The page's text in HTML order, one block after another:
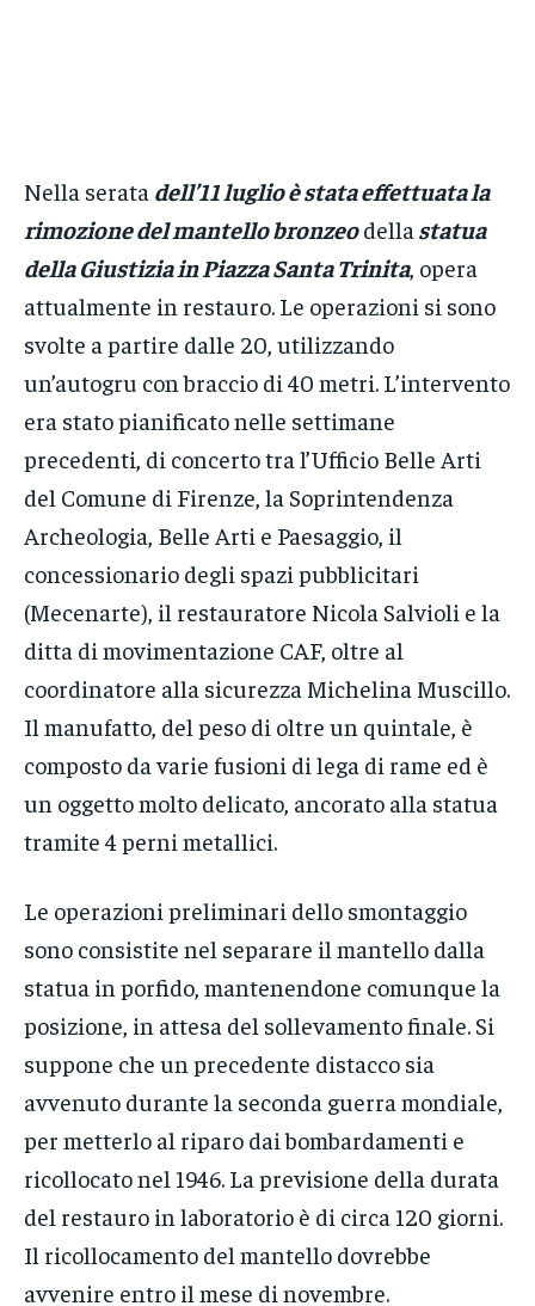
Nella serata dell’11 luglio è stata effettuata la
rimozione del mantello bronzeodella statua
della Giustizia in Piazza Santa Trinita, opera
attualmente in restauro. Le operazioni si sono
svolte a partire dalle 20, utilizzando
un’autogru con braccio di 40 metri. L’intervento
era stato pianificato nelle settimane
precedenti, di concerto tra l’Ufficio Belle Arti
del Comune di Firenze, la Soprintendenza
Archeologia, Belle Arti e Paesaggio, il
concessionario degli spazi pubblicitari
(Mecenarte), il restauratore Nicola Salvioli e la
ditta di movimentazione CAF, oltre al
coordinatore alla sicurezza Michelina Muscillo.
Il manufatto, del peso di oltre un quintale, è
composto da varie fusioni di lega di rame ed è
un oggetto molto delicato, ancorato alla statua
tramite 4 perni metallici.
Le operazioni preliminari dello smontaggio
sono consistite nel separare il mantello dalla
statua in porfido, mantenendone comunque la
posizione, in attesa del sollevamento finale. Si
suppone che un precedente distacco sia
avvenuto durante la seconda guerra mondiale,
per metterlo al riparo dai bombardamenti e
ricollocato nel 1946. La previsione della durata
del restauro in laboratorio è di circa 120 giorni.
Il ricollocamento del mantello dovrebbe
avvenire entro il mese di novembre.